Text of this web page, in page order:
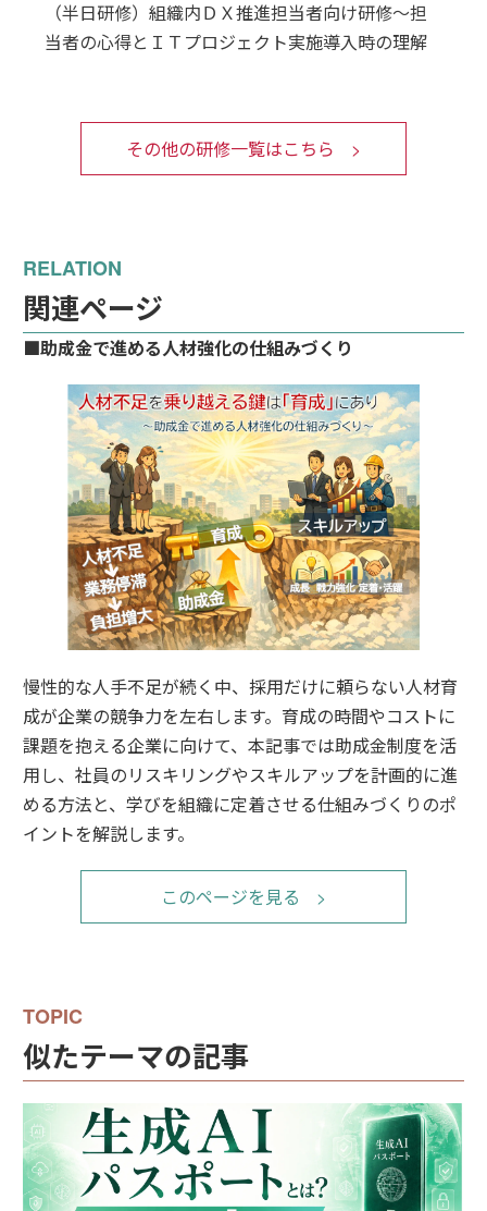
（半日研修）組織内ＤＸ推進担当者向け研修～担
当者の心得とＩＴプロジェクト実施導入時の理解
その他の研修一覧はこちら
関連ページ
■助成金で進める人材強化の仕組みづくり
慢性的な人手不足が続く中、採用だけに頼らない人材育
成が企業の競争力を左右します。育成の時間やコストに
課題を抱える企業に向けて、本記事では助成金制度を活
用し、社員のリスキリングやスキルアップを計画的に進
める方法と、学びを組織に定着させる仕組みづくりのポ
イントを解説します。
このページを見る
似たテーマの記事